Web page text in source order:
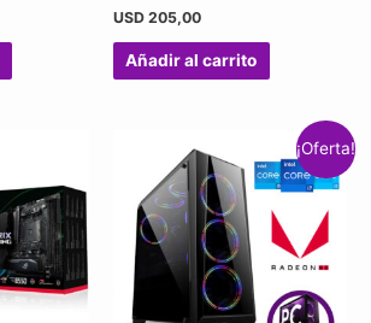
USD 205,00
Añadir al carrito
¡Oferta!